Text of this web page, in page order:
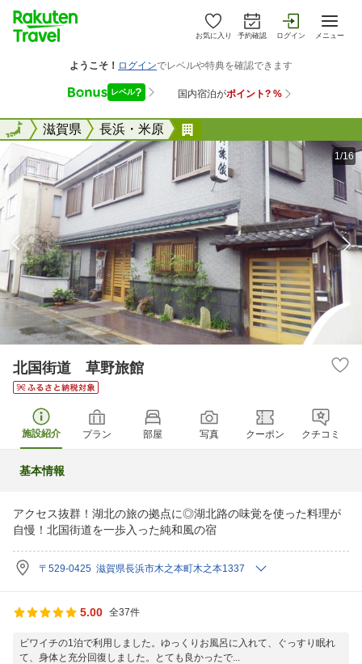
お気に入り 予約確認 ログイン メニュー
全国滋賀県 長浜・米原
全国
1/16
北国街道 草野旅館
施設紹介 プラン 部屋 写真 クーポン クチコミ
基本情報
アクセス抜群！湖北の旅の拠点に◎湖北路の味覚を使った料理が
自慢！北国街道を一歩入った純和風の宿
〒529-0425 滋賀県長浜市木之本町木之本1337
5.00 全37件
ビワイチの1泊で利用しました。ゆっくりお風呂に入れて、ぐっすり眠れ
て、身体と充分回復しました。とても良かったで...